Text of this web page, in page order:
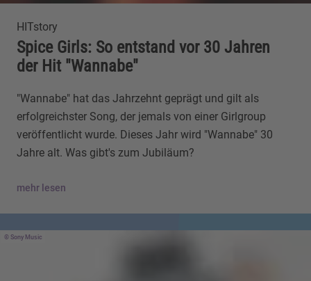
HITstory
Spice Girls: So entstand vor 30 Jahren
der Hit "Wannabe"
"Wannabe" hat das Jahrzehnt geprägt und gilt als
erfolgreichster Song, der jemals von einer Girlgroup
veröffentlicht wurde. Dieses Jahr wird "Wannabe" 30
Jahre alt. Was gibt's zum Jubiläum?
mehr lesen
Sony Music